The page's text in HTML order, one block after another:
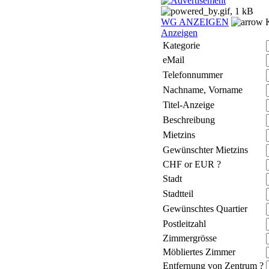
WG ANZEIGEN
Anzeigen
Kategorie
eMail
Telefonnummer
Nachname, Vorname
Titel-Anzeige
Beschreibung
Mietzins
Gewünschter Mietzins
CHF or EUR ?
Stadt
Stadtteil
Gewünschtes Quartier
Postleitzahl
Zimmergrösse
Möbliertes Zimmer
Entfernung von Zentrum ?